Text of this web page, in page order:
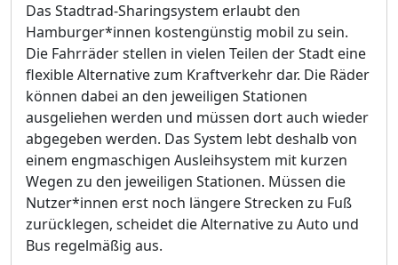
Das Stadtrad-Sharingsystem erlaubt den
Hamburger*innen kostengünstig mobil zu sein.
Die Fahrräder stellen in vielen Teilen der Stadt eine
flexible Alternative zum Kraftverkehr dar. Die Räder
können dabei an den jeweiligen Stationen
ausgeliehen werden und müssen dort auch wieder
abgegeben werden. Das System lebt deshalb von
einem engmaschigen Ausleihsystem mit kurzen
Wegen zu den jeweiligen Stationen. Müssen die
Nutzer*innen erst noch längere Strecken zu Fuß
zurücklegen, scheidet die Alternative zu Auto und
Bus regelmäßig aus.